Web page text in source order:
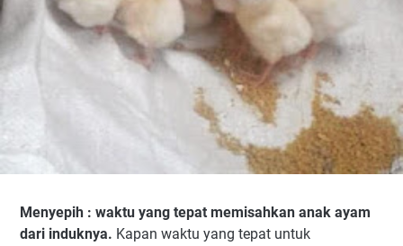
Menyepih : waktu yang tepat memisahkan anak ayam
dari induknya. Kapan waktu yang tepat untuk